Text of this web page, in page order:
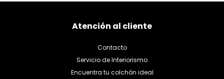
Atención al cliente
Contacto
Servicio de Interiorismo
Encuentra tu colchón ideal